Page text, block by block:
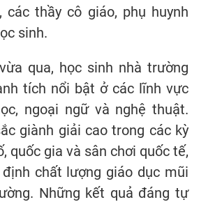
các thầy cô giáo, phụ huynh
sinh.
qua, học sinh nhà trường
tích nổi bật ở các lĩnh vực
ngoại ngữ và nghệ thuật.
giành giải cao trong các kỳ
quốc gia và sân chơi quốc tế,
chất lượng giáo dục mũi
Những kết quả đáng tự